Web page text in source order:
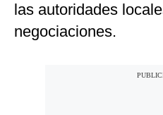
las autoridades
negociaciones.